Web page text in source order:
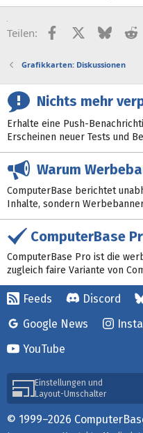
Teilen: FacebookX (Twitter)
Bluesky
Grafikkarten: Diskussionen
Nichts mehr
Erhalte eine Push-
Erscheinen neuer Tests und
Warum
ComputerBase berichtet
Inhalte, sondern
ComputerBase
ComputerBase Pro ist die
zugleich faire Variante von
Feeds Discord
Google News
YouTube
Einstellungen und
Layout-Umschalter
© 1999–2026